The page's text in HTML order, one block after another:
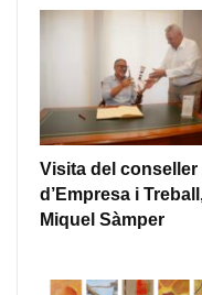
Visita del conseller
d’Empresa i
Miquel Sàmper